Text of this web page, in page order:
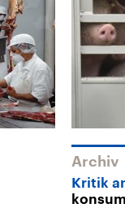
Archiv
Kritik